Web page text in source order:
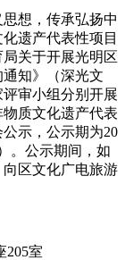
想，传承弘扬中
遗产代表性项目
关于开展光明区
知》（深光文
评审小组分别开展
质文化遗产代表
示，公示期为20
。公示期间，如
区文化广电旅游
205室